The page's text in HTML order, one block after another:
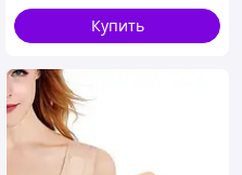
Купить